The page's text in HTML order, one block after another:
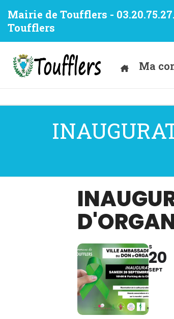
Mairie de Toufflers -
Toufflers
Ma
S
20
SEPT